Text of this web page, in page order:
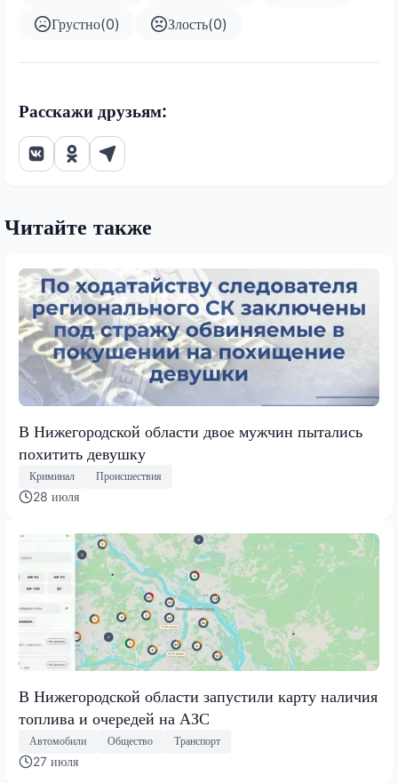
Грустно(0) Злость(0)
Расскажи друзьям:
Читайте также
В Нижегородской области двое мужчин пытались
похитить девушку
Криминал Происшествия
28 июля
В Нижегородской области запустили карту наличия
топлива и очередей на АЗС
Автомобили Общество Транспорт
27 июля